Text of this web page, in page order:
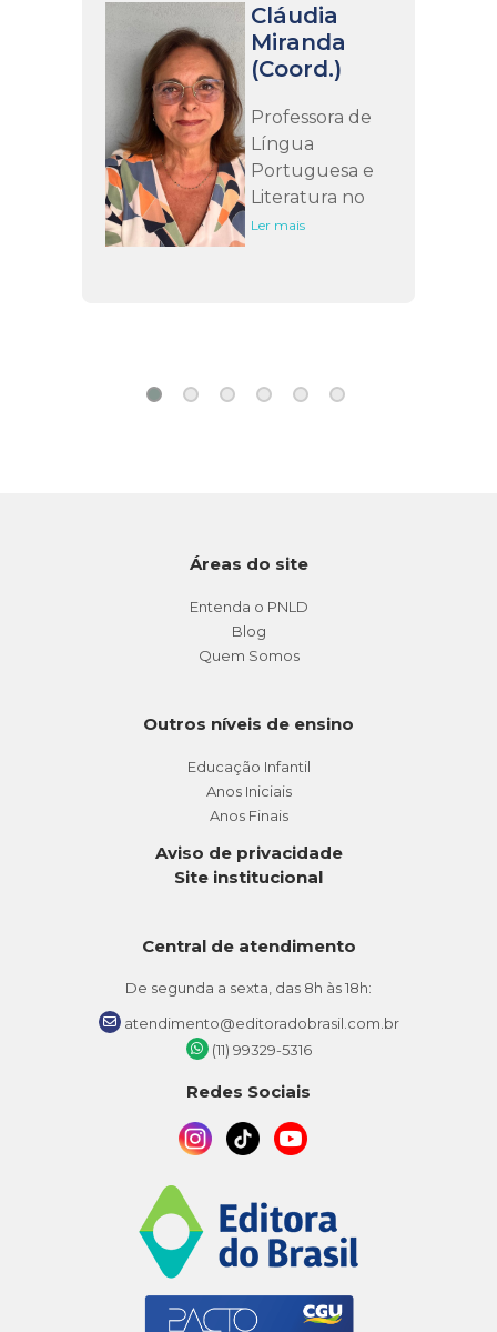
Cláudia
Miranda
(Coord.)
Professora de
Língua
Portuguesa e
Literatura no
Ensino
continuada de
Literatura e em
Literatura
Comparada.
Autora de livros
infantil.
Ler mais
Áreas do site
Entenda o PNLD
Blog
Quem Somos
Outros níveis de ensino
Educação Infantil
Anos Iniciais
Anos Finais
Aviso de privacidade
Site institucional
Central de atendimento
De segunda a sexta, das 8h às 18h:
atendimento@editoradobrasil.com.br
(11) 99329-5316
Redes Sociais